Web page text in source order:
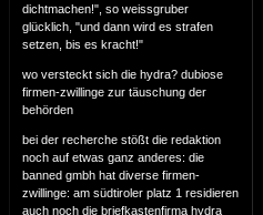
dichtmachen!", so weissgruber
glücklich, "und dann wird es strafen
setzen, bis es kracht!"
wo versteckt sich die hydra? dubiose
firmen-zwillinge zur täuschung der
behörden
bei der recherche stößt die redaktion
noch auf etwas ganz anderes: die
banned gmbh hat diverse firmen-
zwillinge: am südtiroler platz 1 residieren
auch noch die briefkastenfirma hydra